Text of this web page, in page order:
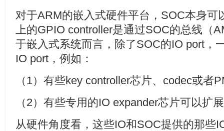
对于ARM的嵌入式硬件平台，SOC本身可
上的GPIO controller是通过SOC的总线（
于嵌入式系统而言，除了SOC的IO port，
IO port，例如：
（1）有些key controller芯片、codec或者
（2）有些专用的IO expander芯片可以扩
从硬件角度看，这些IO和SOC提供的那些